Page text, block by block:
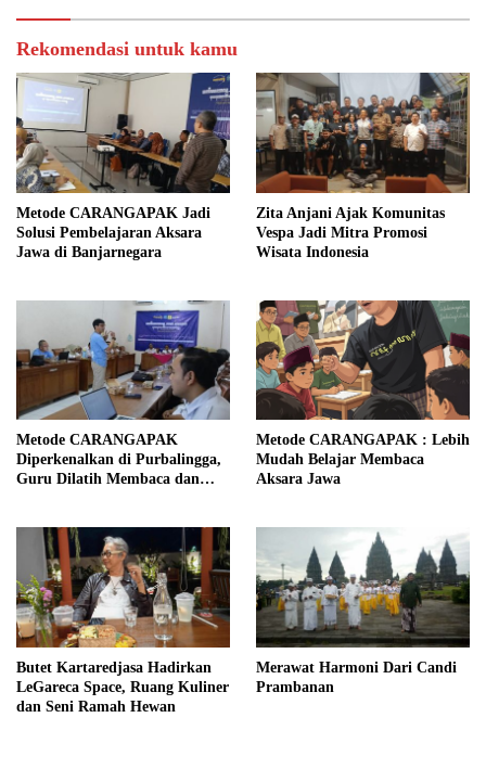
Rekomendasi untuk kamu
Metode CARANGAPAK Jadi
Solusi Pembelajaran Aksara
Jawa di Banjarnegara
Zita Anjani Ajak Komunitas
Vespa Jadi Mitra Promosi
Wisata Indonesia
Metode CARANGAPAK
Diperkenalkan di Purbalingga,
Guru Dilatih Membaca dan
Metode CARANGAPAK : Lebih
Mudah Belajar Membaca
Aksara Jawa
Butet Kartaredjasa Hadirkan
LeGareca Space, Ruang Kuliner
dan Seni Ramah Hewan
Merawat Harmoni Dari Candi
Prambanan